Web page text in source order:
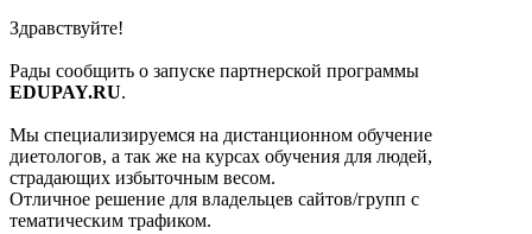
Здравствуйте!
Рады сообщить о запуске партнерской программы
EDUPAY.RU.
Мы специализируемся на дистанционном обучение
диетологов, а так же на курсах обучения для людей,
страдающих избыточным весом.
Отличное решение для владельцев сайтов/групп с
тематическим трафиком.